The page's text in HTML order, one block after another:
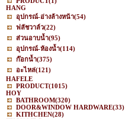
HANG
อุปกรณ์-อ่างล้างหน้า(54)
ฟลัชวาล์ว(22)
ส่วนอาบน้ำ(95)
อุปกรณ์-ห้องน้ำ(114)
ก๊อกน้ำ(375)
อะไหล่(121)
HAFELE
PRODUCT(1015)
HOY
BATHROOM(320)
DOOR&WINDOW HARDWARE(33)
KITHCHEN(28)